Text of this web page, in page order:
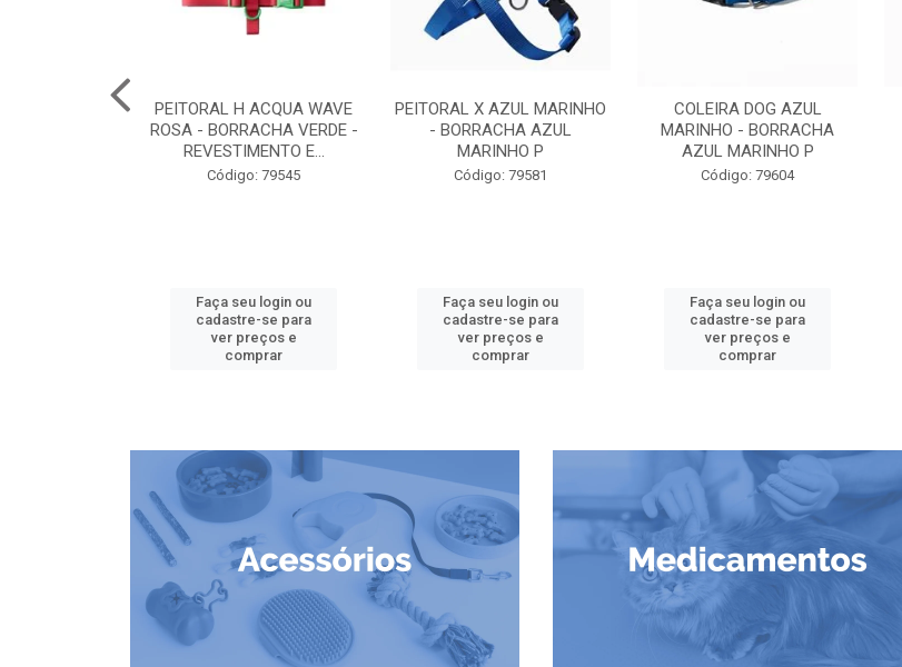
PEITORAL H ACQUA WAVE
ROSA - BORRACHA VERDE -
REVESTIMENTO E...
Código: 79545
Faça seu login ou
cadastre-se para
ver preços e
comprar
PEITORAL X AZUL MARINHO
- BORRACHA AZUL
MARINHO P
Código: 79581
Faça seu login ou
cadastre-se para
ver preços e
comprar
COLEIRA DOG AZUL
MARINHO - BORRACHA
AZUL MARINHO P
Código: 79604
Faça seu login ou
cadastre-se para
ver preços e
comprar